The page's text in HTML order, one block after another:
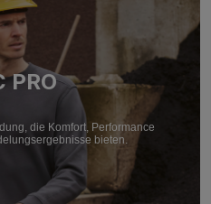
PRO
die Komfort, Performance
bieten.